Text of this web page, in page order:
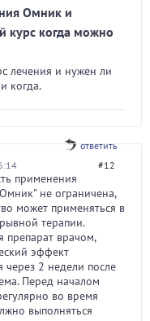
Омник и
курс когда можно
лечения и нужен ли
когда.
ответить
#12
применения
не ограничена,
может применяться в
терапии.
препарат врачом,
эффект
через 2 недели после
Перед началом
во время
выполняться